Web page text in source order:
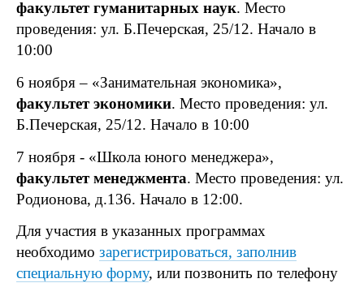
факультет гуманитарных наук. Место
проведения: ул. Б.Печерская, 25/12. Начало в
10:00
6 ноября – «Занимательная экономика»,
факультет экономики. Место проведения: ул.
Б.Печерская, 25/12. Начало в 10:00
7 ноября - «Школа юного менеджера»,
факультет менеджмента. Место проведения: ул.
Родионова, д.136. Начало в 12:00.
Для участия в указанных программах
необходимо зарегистрироваться, заполнив
специальную форму, или позвонить по телефону